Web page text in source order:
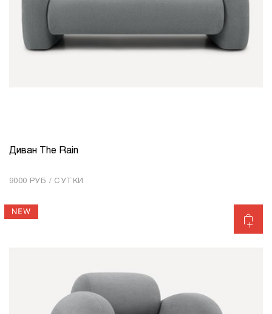
КОЛИЧЕСТВО 1
Диван The Rain
9000 РУБ / СУТКИ